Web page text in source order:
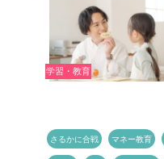
学習・教育
さるかに合戦 マネー教育